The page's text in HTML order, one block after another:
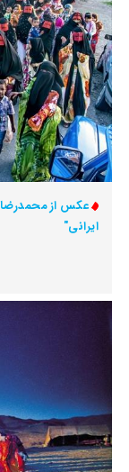
عکس از محمدرضا
ایرانی"